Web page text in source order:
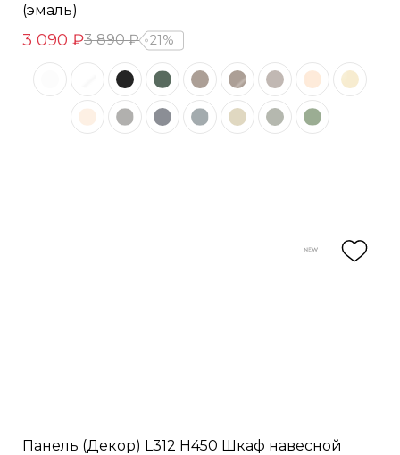
(эмаль)
3 090 ₽3 890 ₽ 21%
Панель (Декор) L312 H450 Шкаф навесной